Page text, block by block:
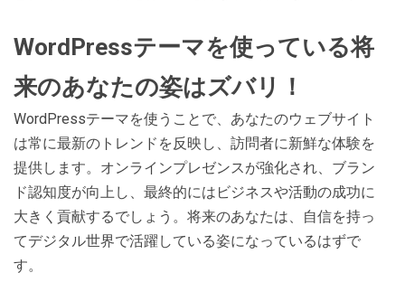
WordPressテーマを使っている将
来のあなたの姿はズバリ！
WordPressテーマを使うことで、あなたのウェブサイト
は常に最新のトレンドを反映し、訪問者に新鮮な体験を
提供します。オンラインプレゼンスが強化され、ブラン
ド認知度が向上し、最終的にはビジネスや活動の成功に
大きく貢献するでしょう。将来のあなたは、自信を持っ
てデジタル世界で活躍している姿になっているはずで
す。